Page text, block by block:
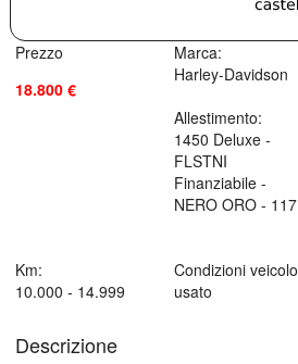
Prezzo
18.800 €
Marca:
Harley-Davidson
Allestimento:
1450 Deluxe -
FLSTNI
Finanziabile -
NERO ORO - 117
Km:
10.000 - 14.999
Condizioni veicolo
usato
Descrizione